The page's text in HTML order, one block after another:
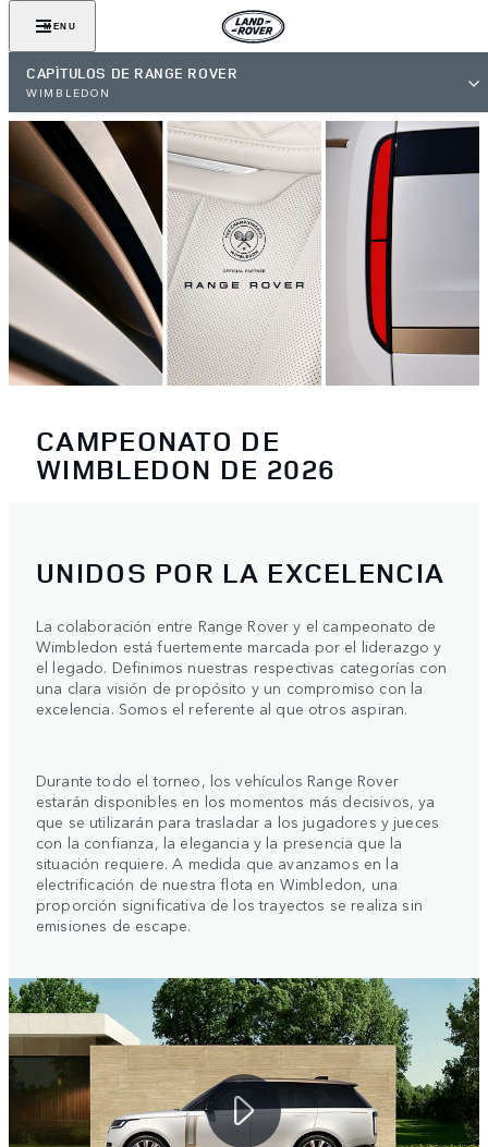
MENU
CAPÍTULOS DE RANGE ROVER
WIMBLEDON
CAMPEONATO DE
WIMBLEDON DE 2026
UNIDOS POR LA EXCELENCIA
La colaboración entre Range Rover y el campeonato de
Wimbledon está fuertemente marcada por el liderazgo y
el legado. Definimos nuestras respectivas categorías con
una clara visión de propósito y un compromiso con la
excelencia. Somos el referente al que otros aspiran.
Durante todo el torneo, los vehículos Range Rover
estarán disponibles en los momentos más decisivos, ya
que se utilizarán para trasladar a los jugadores y jueces
con la confianza, la elegancia y la presencia que la
situación requiere. A medida que avanzamos en la
electrificación de nuestra flota en Wimbledon, una
proporción significativa de los trayectos se realiza sin
emisiones de escape.